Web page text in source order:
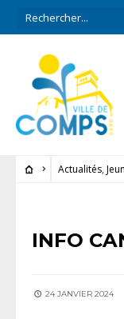
Actualités,
INFO
24 JANVIER 2024